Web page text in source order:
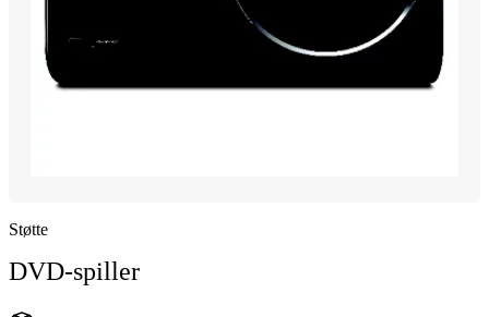
Støtte
DVD-spiller